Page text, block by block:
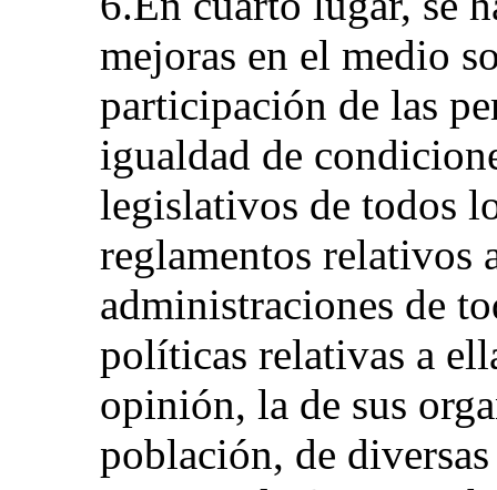
mejoras en el medio
participación de las
igualdad de
legislativos de todos
reglamentos relativos
administraciones de
políticas relativas a
opinión, la de sus
población, de